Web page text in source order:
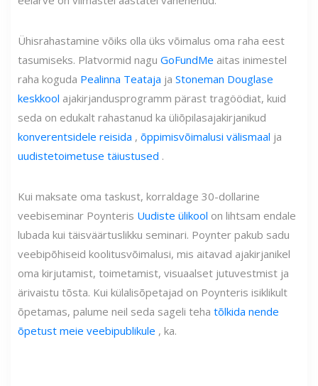
Ühisrahastamine võiks olla üks võimalus oma raha eest
tasumiseks. Platvormid nagu GoFundMe aitas inimestel
raha koguda Pealinna Teataja ja Stoneman Douglase
keskkool ajakirjandusprogramm pärast tragöödiat, kuid
seda on edukalt rahastanud ka üliõpilasajakirjanikud
konverentsidele reisida , õppimisvõimalusi välismaal ja
uudistetoimetuse täiustused .
Kui maksate oma taskust, korraldage 30-dollarine
veebiseminar Poynteris Uudiste ülikool on lihtsam endale
lubada kui täisväärtuslikku seminari. Poynter pakub sadu
veebipõhiseid koolitusvõimalusi, mis aitavad ajakirjanikel
oma kirjutamist, toimetamist, visuaalset jutuvestmist ja
ärivaistu tõsta. Kui külalisõpetajad on Poynteris isiklikult
õpetamas, palume neil seda sageli teha tõlkida nende
õpetust meie veebipublikule , ka.